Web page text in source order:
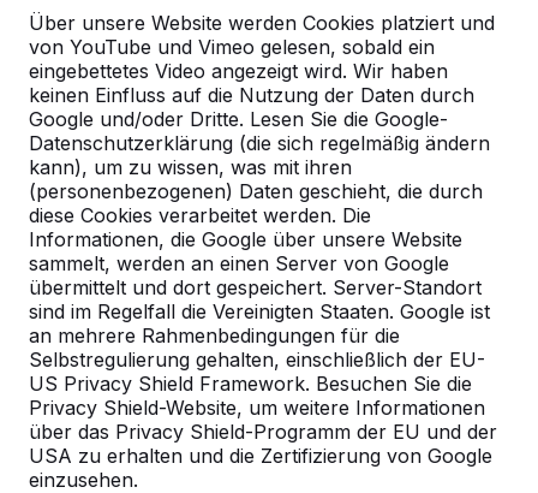
Über unsere Website werden Cookies platziert und
von YouTube und Vimeo gelesen, sobald ein
eingebettetes Video angezeigt wird. Wir haben
keinen Einfluss auf die Nutzung der Daten durch
Google und/oder Dritte. Lesen Sie die Google-
Datenschutzerklärung (die sich regelmäßig ändern
kann), um zu wissen, was mit ihren
(personenbezogenen) Daten geschieht, die durch
diese Cookies verarbeitet werden. Die
Informationen, die Google über unsere Website
sammelt, werden an einen Server von Google
übermittelt und dort gespeichert. Server-Standort
sind im Regelfall die Vereinigten Staaten. Google ist
an mehrere Rahmenbedingungen für die
Selbstregulierung gehalten, einschließlich der EU-
US Privacy Shield Framework. Besuchen Sie die
Privacy Shield-Website, um weitere Informationen
über das Privacy Shield-Programm der EU und der
USA zu erhalten und die Zertifizierung von Google
einzusehen.
Kontakt
HeBlad Deutschland
Diekerstraße 97
42781 Haan
Deutschland
+49 212 934 77 25
info@HeBlad.de